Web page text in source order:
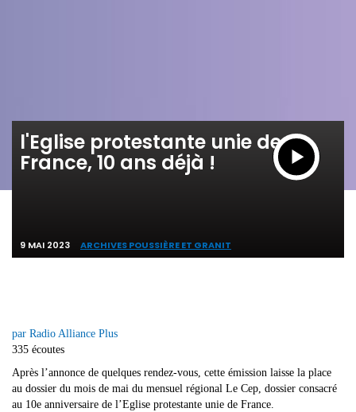
l'Eglise protestante unie de
France, 10 ans déjà !
9 MAI 2023 ARCHIVES POUSSIÈRE ET GRANIT
par Radio Alliance Plus
335 écoutes
Après l’annonce de quelques rendez-vous, cette émission laisse la place
au dossier du mois de mai du mensuel régional Le Cep, dossier consacré
au 10e anniversaire de l’Eglise protestante unie de France.